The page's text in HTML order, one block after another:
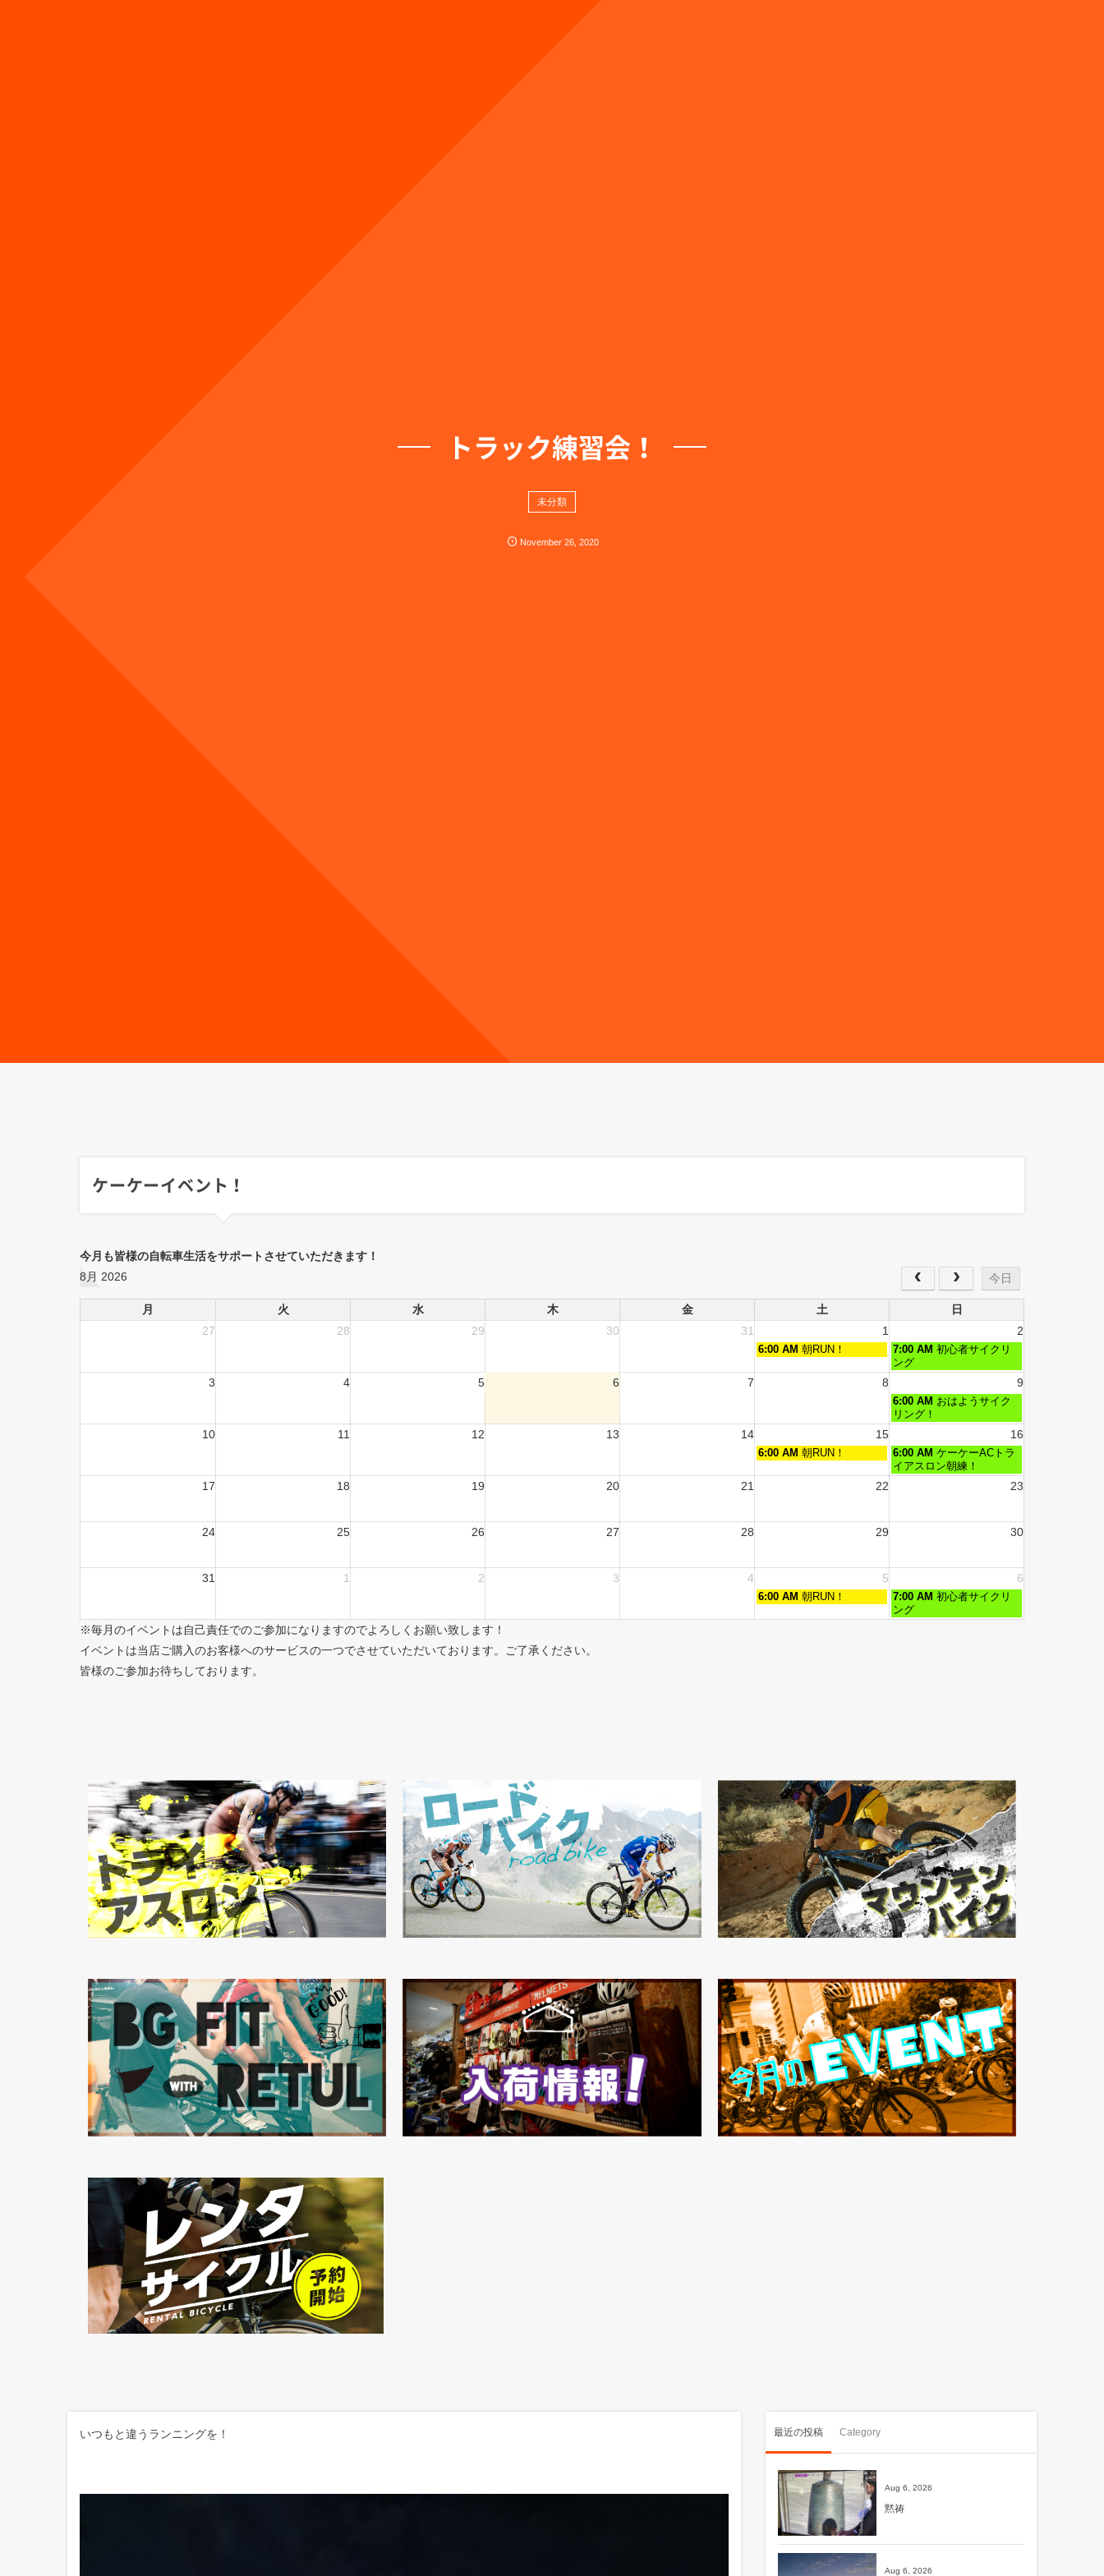
トラック練習会！
未分類
November 26 ,2020
ケーケーイベント！
今月も皆様の自転車生活をサポートさせていただきます！
8月 2026
今日
月 火 水 木 金 土
日
27
28 29 30 31 1 2
6:00 AM 朝RUN！ 7:00 AM 初心者サイクリ
ング
3 4 5 6 7 8 9
6:00 AM おはようサイク
リング！
10 11 12 13 14 15 16
6:00 AM 朝RUN！ 6:00 AM ケーケーACトラ
イアスロン朝練！
17 18 19 20 21 22 23
24 25 26 27 28 29 30
31 1 2 3 4 5 6
6:00 AM 朝RUN！ 7:00 AM 初心者サイクリ
ング
※毎月のイベントは自己責任でのご参加になりますのでよろしくお願い致します！
イベントは当店ご購入のお客様へのサービスの一つでさせていただいております。ご了承ください。
皆様のご参加お待ちしております。
いつもと違うランニングを！ 最近の投稿 Category
Aug 6, 2026
黙祷
Aug 6, 2026